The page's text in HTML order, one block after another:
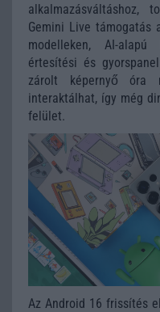
alkalmazásváltáshoz,
Gemini Live támogatás
modelleken, AI-
értesítési és
zárolt képernyő
interaktálhat, így még
felület.
Az Android 16 frissítés